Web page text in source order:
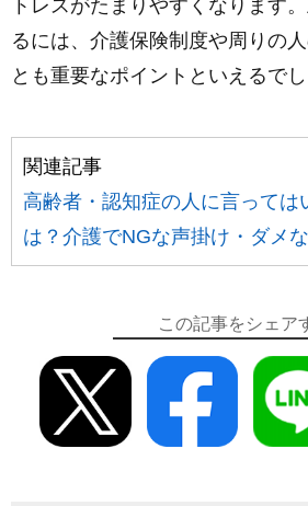
トレスがたまりやすくなります
るには、介護保険制度や周りの
とも重要なポイントといえるでし
関連記事
高齢者・認知症の人に言っては
は？介護でNGな声掛け・ダメ
この記事をシェア